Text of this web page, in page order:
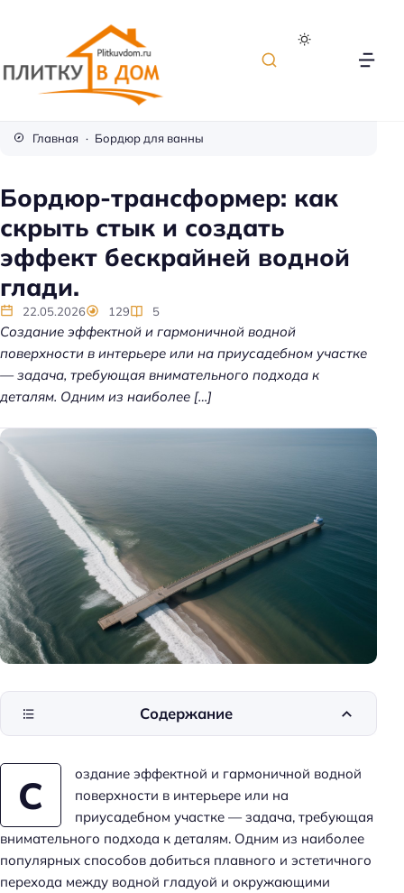
к
а
л
я
о
т
д
е
л
и
а
Главная Бордюр для ванны
Бордюр-трансформер: как
скрыть стык и создать
эффект бескрайней водной
глади.
22.05.2026 129 5
Создание эффектной и гармоничной водной
поверхности в интерьере или на приусадебном участке
— задача, требующая внимательного подхода к
деталям. Одним из наиболее […]
С
оздание эффектной и гармоничной водной
поверхности в интерьере или на
приусадебном участке — задача, требующая
внимательного подхода к деталям. Одним из наиболее
популярных способов добиться плавного и эстетичного
перехода между водной гладуой и окружающими
Содержание